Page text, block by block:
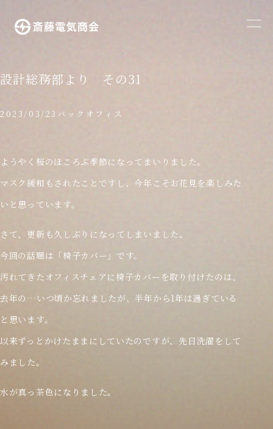
メ
設計総務部より その31
2023/03/23 バックオフィス
ようやく桜のほころぶ季節になってまいりました。
マスク緩和もされたことですし、今年こそお花見を楽しみた
いと思っています。
さて、更新も久しぶりになってしまいました。
今回の話題は「椅子カバー」です。
汚れてきたオフィスチェアに椅子カバーを取り付けたのは、
去年の…いつ頃か忘れましたが、半年から1年は過ぎている
と思います。
以来ずっとかけたままにしていたのですが、先日洗濯をして
みました。
水が真っ茶色になりました。